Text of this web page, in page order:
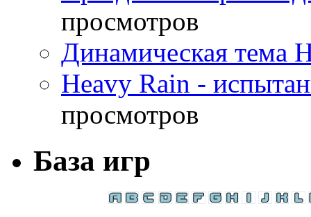
просмотров
Динамическая тема
Heavy Rain -
просмотров
База игр